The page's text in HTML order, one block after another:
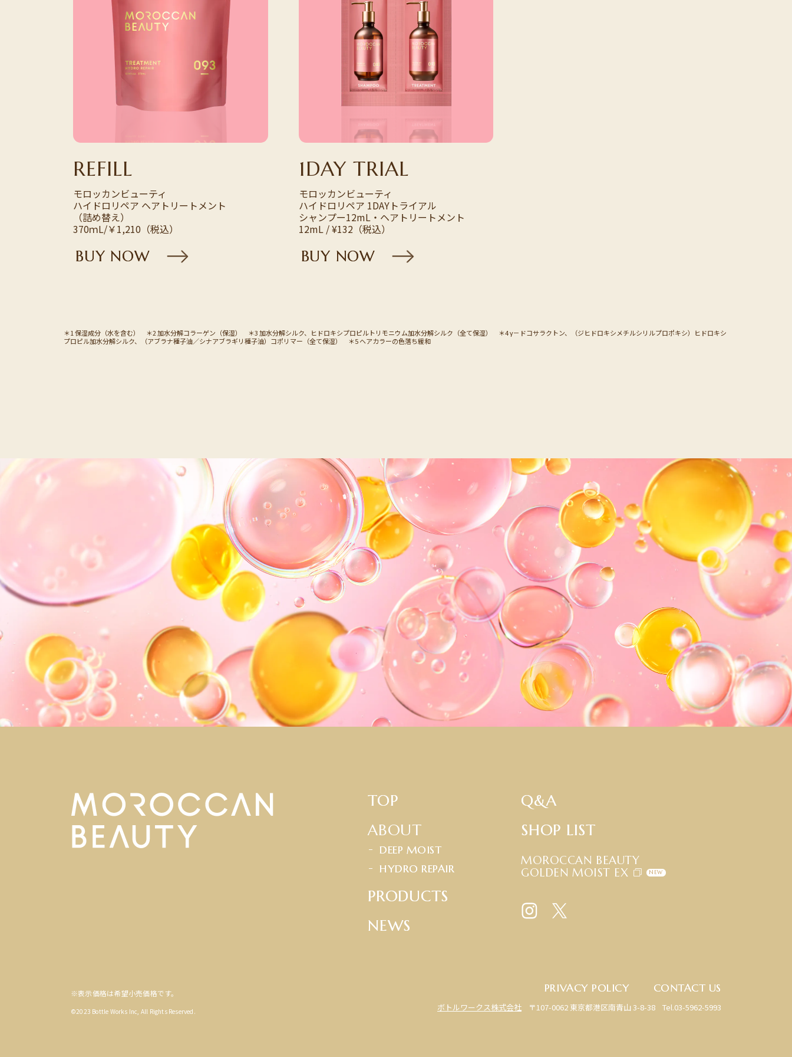
REFILL
モロッカンビューティ
ハイドロリペア ヘアトリートメント
（詰め替え）
370ｍL/￥1,210（税込）
BUY NOW
1DAY TRIAL
モロッカンビューティ
ハイドロリペア 1DAYトライアル
シャンプー12mL・ ヘアトリートメント
12mL / ¥132（税込）
BUY NOW
＊1 保湿成分（水を含む） ＊2 加水分解コラーゲン（保湿） ＊3 加水分解シルク、ヒドロキシプロピルトリモニウム加水分解シルク（全て保湿） ＊4 γ－ドコサラクトン、（ジヒドロキシメチルシリルプロポキシ）ヒドロキシ
プロピル加水分解シルク、（アブラナ種子油／シナアブラギリ種子油）コポリマー（全て保湿） ＊5 ヘアカラーの色落ち緩和
TOP
ABOUT
DEEP MOIST
HYDRO REPAIR
PRODUCTS
NEWS
Q&A
SHOP LIST
MOROCCAN BEAUTY
GOLDEN MOIST EX
NEW
PRIVACY POLICY CONTACT US
ボトルワークス株式会社 〒107-0062 東京都港区南青山 3-8-38 Tel.03-5962-5993
※表示価格は希望小売価格です。
©2023 Bottle Works Inc, All Rights Reserved.